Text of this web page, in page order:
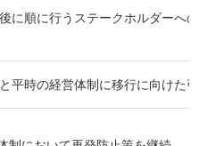
に順に行うステークホルダーへ
平時の経営体制に移行に向けた